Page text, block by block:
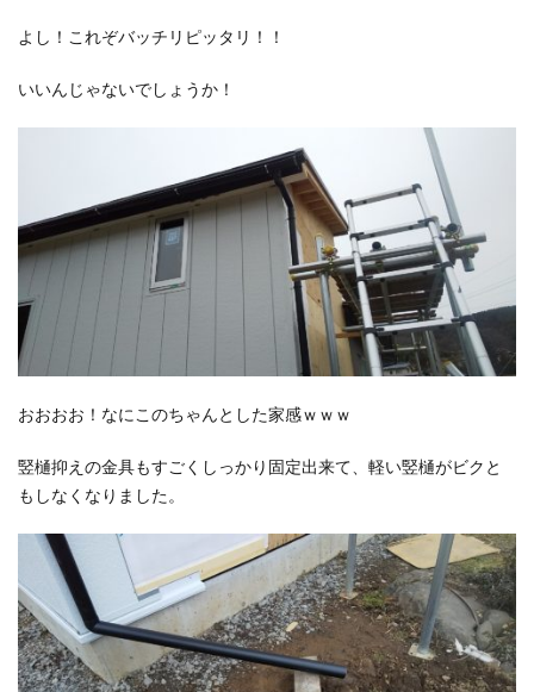
よし！これぞバッチリピッタリ！！
いいんじゃないでしょうか！
おおおお！なにこのちゃんとした家感ｗｗｗ
竪樋抑えの金具もすごくしっかり固定出来て、軽い竪樋がビクと
もしなくなりました。